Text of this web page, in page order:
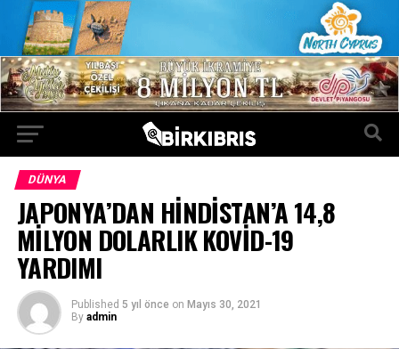
DÜNYA
JAPONYA’DAN HİNDİSTAN’A 14,8
MİLYON DOLARLIK KOVİD-19
YARDIMI
Published 5 yıl önce on Mayıs 30, 2021
By admin